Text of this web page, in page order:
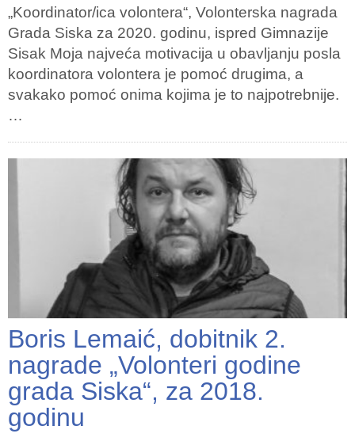
„Koordinator/ica volontera“, Volonterska nagrada
Grada Siska za 2020. godinu, ispred Gimnazije
Sisak Moja najveća motivacija u obavljanju posla
koordinatora volontera je pomoć drugima, a
svakako pomoć onima kojima je to najpotrebnije.
…
Boris Lemaić, dobitnik 2.
nagrade „Volonteri godine
grada Siska“, za 2018.
godinu